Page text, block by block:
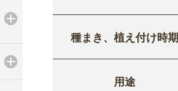
種まき、植え付け時期
用途